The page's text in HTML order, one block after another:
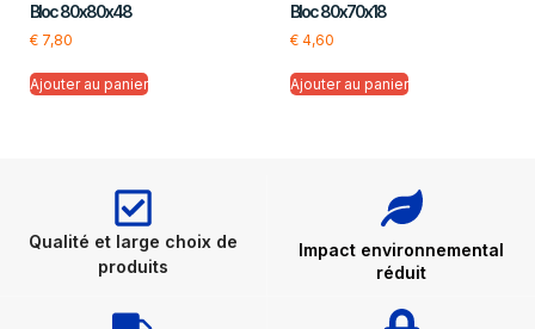
Bloc 80x80x48
€ 7,80
Ajouter au panier
Bloc 80x70x18
€4,60
Ajouter au panier
Qualité et large choix de
produits
Impact environnemental
réduit